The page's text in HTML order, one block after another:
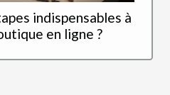
indispensables à
en ligne ?